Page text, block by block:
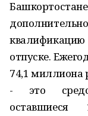
отпуске.
74,1 миллиона
- это